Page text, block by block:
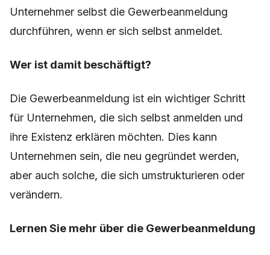
Unternehmer selbst die Gewerbeanmeldung
durchführen, wenn er sich selbst anmeldet.
Wer ist damit beschäftigt?
Die Gewerbeanmeldung ist ein wichtiger Schritt
für Unternehmen, die sich selbst anmelden und
ihre Existenz erklären möchten. Dies kann
Unternehmen sein, die neu gegründet werden,
aber auch solche, die sich umstrukturieren oder
verändern.
Lernen Sie mehr über die Gewerbeanmeldung